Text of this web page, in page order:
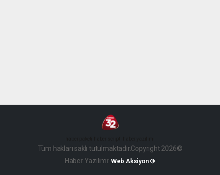
Tüm hakları saklı tutulmaktadır.Copyright 2026©
Haber Yazılımı: Web Aksiyon ®